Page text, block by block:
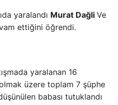
yaralandı Murat Dağli Ve
ettiğini öğrendi.
yaralanan 16
üzere toplam 7 şüphe
babası tutuklandı